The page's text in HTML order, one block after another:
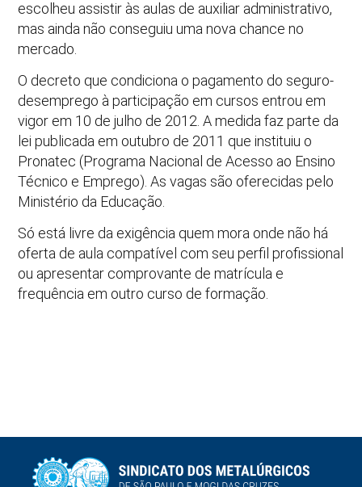
escolheu assistir às aulas de auxiliar administrativo,
mas ainda não conseguiu uma nova chance no
mercado.
O decreto que condiciona o pagamento do seguro-
desemprego à participação em cursos entrou em
vigor em 10 de julho de 2012. A medida faz parte da
lei publicada em outubro de 2011 que instituiu o
Pronatec (Programa Nacional de Acesso ao Ensino
Técnico e Emprego). As vagas são oferecidas pelo
Ministério da Educação.
Só está livre da exigência quem mora onde não há
oferta de aula compatível com seu perfil profissional
ou apresentar comprovante de matrícula e
frequência em outro curso de formação.